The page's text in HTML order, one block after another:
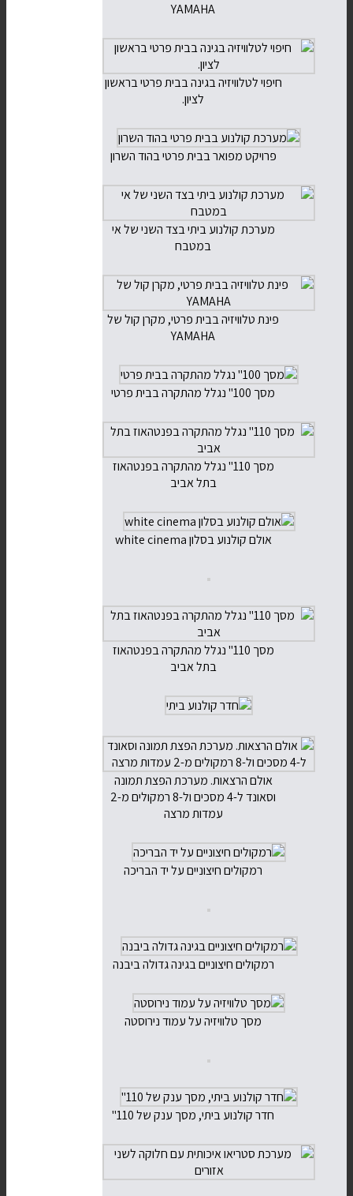
YAMAHA
חיפוי לטלוויזיה בגינה בבית פרטי בראשון
לציון.
פרויקט מפואר בבית פרטי בהוד השרון
מערכת קולנוע ביתי בצד השני של אי
במטבח
פינת טלוויזיה בבית פרטי, מקרן קול של
YAMAHA
מסך 100" נגלל מהתקרה בבית פרטי
מסך 110" נגלל מהתקרה בפנטהאוז
בתל אביב
אולם קולנוע בסלון white cinema
מסך 110" נגלל מהתקרה בפנטהאוז
בתל אביב
אולם הרצאות. מערכת הפצת תמונה
וסאונד ל-4 מסכים ול-8 רמקולים מ-2
עמדות מרצה
רמקולים חיצוניים על יד הבריכה
רמקולים חיצוניים בגינה גדולה ביבנה
מסך טלוויזיה על עמוד נירוסטה
חדר קולנוע ביתי, מסך ענק של 110"